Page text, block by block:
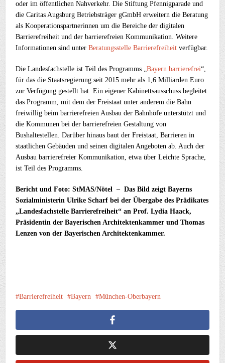
oder im öffentlichen Nahverkehr. Die Stiftung Pfennigparade und
die Caritas Augsburg Betriebsträger gGmbH erweitern die Beratung
als Kooperationspartnerinnen um die Bereiche der digitalen
Barrierefreiheit und der barrierefreien Kommunikation. Weitere
Informationen sind unterBeratungsstelle Barrierefreiheit verfügbar.
Die Landesfachstelle ist Teil des Programms „Bayern barrierefrei“,
für das die Staatsregierung seit 2015 mehr als 1,6 Milliarden Euro
zur Verfügung gestellt hat. Ein eigener Kabinettsausschuss begleitet
das Programm, mit dem der Freistaat unter anderem die Bahn
freiwillig beim barrierefreien Ausbau der Bahnhöfe unterstützt und
die Kommunen bei der barrierefreien Gestaltung von
Bushaltestellen. Darüber hinaus baut der Freistaat, Barrieren in
staatlichen Gebäuden und seinen digitalen Angeboten ab. Auch der
Ausbau barrierefreier Kommunikation, etwa über Leichte Sprache,
ist Teil des Programms.
Bericht und Foto: StMAS/Nötel – Das Bild zeigt Bayerns
Sozialministerin Ulrike Scharf bei der Übergabe des Prädikates
„Landesfachstelle Barrierefreiheit“ an Prof. Lydia Haack,
Präsidentin der Bayerischen Architektenkammer und Thomas
Lenzen von der Bayerischen Architektenkammer.
Barrierefreiheit Bayern München-Oberbayern